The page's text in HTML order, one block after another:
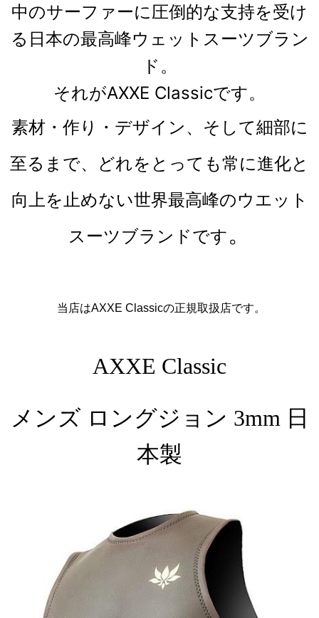
中のサーファーに圧倒的な支持を受け
る日本の最高峰ウェットスーツブラン
ド。
それがAXXE Classicです。
素材・作り・デザイン、そして細部に
至るまで、どれをとっても常に進化と
向上を止めない世界最高峰のウエット
スーツブランドです。
当店はAXXE Classicの正規取扱店です。
AXXE Classic
メンズ ロングジョン 3mm 日
本製